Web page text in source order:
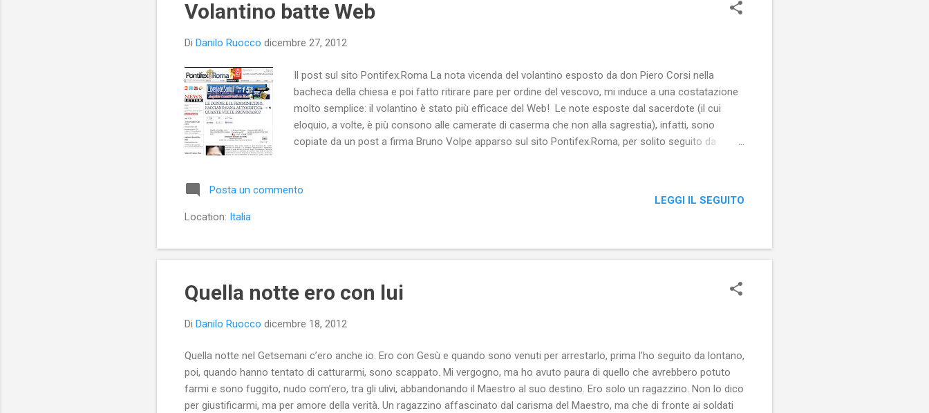
Volantino batte Web
Di Danilo Ruocco dicembre 27, 2012
Il post sul sito Pontifex.Roma La nota vicenda del volantino esposto da don Piero Corsi nella
bacheca della chiesa e poi fatto ritirare pare per ordine del vescovo, mi induce a una costatazione
molto semplice: il volantino è stato più efficace del Web! Le note esposte dal sacerdote (il cui
eloquio, a volte, è più consono alle camerate di caserma che non alla sagrestia), infatti, sono
copiate da un post a firma Bruno Volpe apparso sul sito Pontifex.Roma, per solito seguito da
ambienti, in più di un’occasione, ci si è chiesti se non fosse il caso di esporre denuncia contro il
sito, in quanto le opinioni che vi si pubblicano, per molti, andrebbero, spesso, ben al di là del
Posta un commento
Location: Italia
LEGGI IL SEGUITO
Quella notte ero con lui
Di Danilo Ruocco dicembre 18, 2012
Quella notte nel Getsemani c’ero anche io. Ero con Gesù e quando sono venuti per arrestarlo, prima l’ho seguito da lontano,
poi, quando hanno tentato di catturarmi, sono scappato. Mi vergogno, ma ho avuto paura di quello che avrebbero potuto
farmi e sono fuggito, nudo com’ero, tra gli ulivi, abbandonando il Maestro al suo destino. Ero solo un ragazzino. Non lo dico
per giustificarmi, ma per amore della verità. Un ragazzino affascinato dal carisma del Maestro, ma che di fronte ai soldati